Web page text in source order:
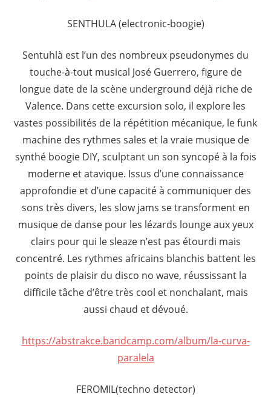
SENTHULA (electronic-boogie)
Sentuhlà est l’un des nombreux pseudonymes du
touche-à-tout musical José Guerrero, figure de
longue date de la scène underground déjà riche de
Valence. Dans cette excursion solo, il explore les
vastes possibilités de la répétition mécanique, le funk
machine des rythmes sales et la vraie musique de
synthé boogie DIY, sculptant un son syncopé à la fois
moderne et atavique. Issus d’une connaissance
approfondie et d’une capacité à communiquer des
sons très divers, les slow jams se transforment en
musique de danse pour les lézards lounge aux yeux
clairs pour qui le sleaze n’est pas étourdi mais
concentré. Les rythmes africains blanchis battent les
points de plaisir du disco no wave, réussissant la
difficile tâche d’être très cool et nonchalant, mais
aussi chaud et dévoué.
https://abstrakce.bandcamp.com/album/la-curva-
paralela
FEROMIL(techno detector)